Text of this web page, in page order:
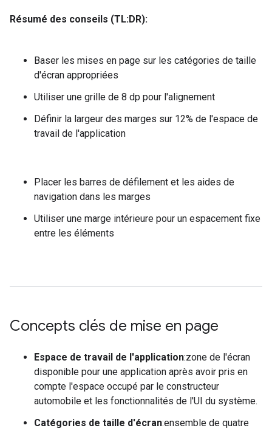
Résumé des conseils (TL:DR):
Baser les mises en page sur les catégories de taille
d'écran appropriées
Utiliser une grille de 8 dp pour l'alignement
Définir la largeur des marges sur 12% de l'espace de
travail de l'application
Placer les barres de défilement et les aides de
navigation dans les marges
Utiliser une marge intérieure pour un espacement fixe
entre les éléments
Concepts clés de mise en page
Espace de travail de l'application:zone de l'écran
disponible pour une application après avoir pris en
compte l'espace occupé par le constructeur
automobile et les fonctionnalités de l'UI du système.
Catégories de taille d'écran:ensemble de quatre